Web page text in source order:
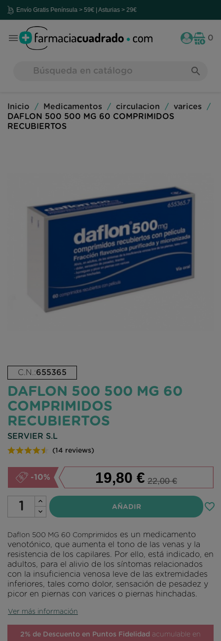
GratisPenínsula > 59€ | Asturias > 29€
 0
search
Inicio Medicamentos circulacion
varices
DAFLON 500 500 MG 60 COMPRIMIDOS
RECUBIERTOS
C.N.:655365
DAFLON 500 500 MG 60
COMPRIMIDOS
RECUBIERTOS
SERVIER S.L
(14 reviews)
-10% 19,80 € 22,00 €
AÑADIR favorite_border
Daflon 500 MG 60 Comprimidos es un medicamento
venotónico, que aumenta el tono de las venas y la
resistencia de los capilares. Por ello, está indicado, en
adultos, para el alivio de los síntomas relacionados
con la insuficiencia venosa leve de las extremidades
inferiores, tales como dolor, sensación de pesadez y
picor en piernas con varices o piernas hinchadas.
Ver más información
2% de Descuento en Puntos Fidelidad acumulable en